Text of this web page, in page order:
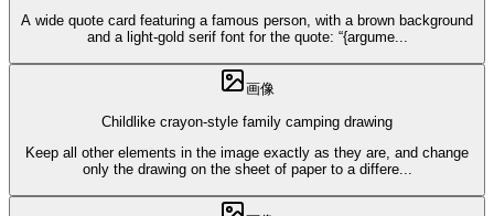
A wide quote card featuring a famous person, with a brown background
and a light-gold serif font for the quote: “{argume...
画像
Childlike crayon-style family camping drawing
Keep all other elements in the image exactly as they are, and change
only the drawing on the sheet of paper to a differe...